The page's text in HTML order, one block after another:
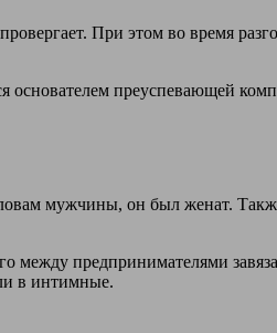
При этом во время
основателем преуспевающей
мужчины, он был женат.
между предпринимателями
в интимные.